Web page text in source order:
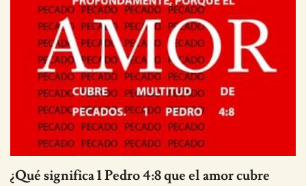
¿Qué significa 1 Pedro 4:8 que el amor cubre